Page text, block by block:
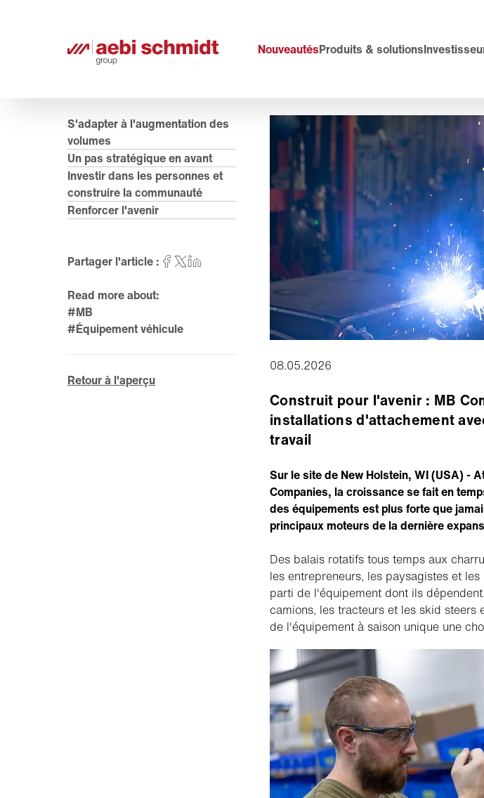
NouveautésProduits & solutions
S'adapter à l'augmentation des
volumes
Un pas stratégique en avant
Investir dans les personnes et
construire la communauté
Renforcer l'avenir
Partager l'article :
Read more about:
#MB
#Équipement véhicule
Retour à l'aperçu
08.05.2026
Construit pour l'avenir : MB
installations d'attachement
travail
Sur le site de New Holstein, WI (USA) -
Companies, la croissance se fait en
des équipements est plus forte que
principaux moteurs de la dernière
Des balais rotatifs tous temps aux
les entrepreneurs, les paysagistes et
parti de l'équipement dont ils
camions, les tracteurs et les skid steers
de l'équipement à saison unique une